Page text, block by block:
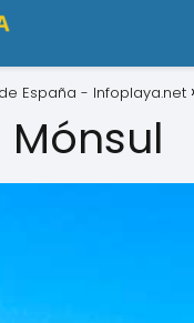
España - Infoplaya.net